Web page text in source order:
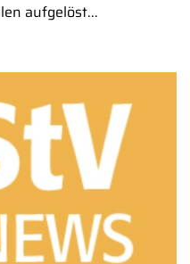
aufgelöst...